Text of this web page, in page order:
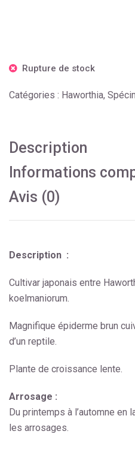
Rupture de stock
Catégories : Haworthia,
Description
Informations
Avis (0)
Description :
Cultivar japonais entre
koelmaniorum.
Magnifique épiderme brun
d’un reptile.
Plante de croissance lente.
Arrosage :
Du printemps à l’automne en
les arrosages.